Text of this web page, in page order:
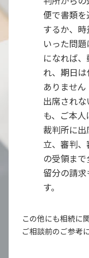
便で書類
するか、
いった問
になれば
れ、期日
ありません
出席され
も、ご本
裁判所に
立、審判
の受領ま
留分の請
す。
この他にも相続に
ご相談前のご参考